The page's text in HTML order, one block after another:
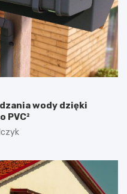
wody dzięki
PVC²